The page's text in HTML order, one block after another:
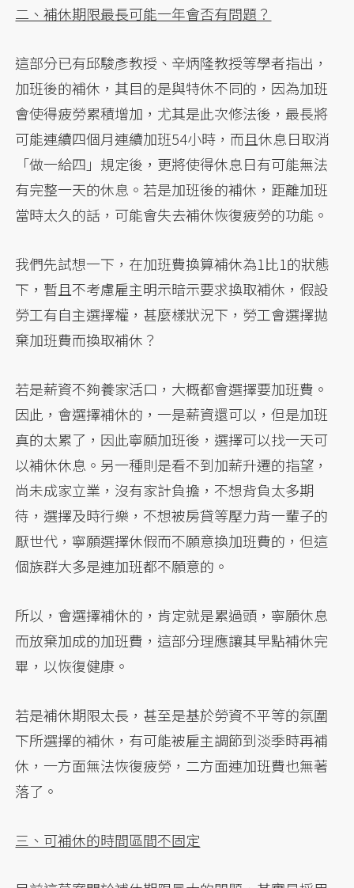
二、補休期限最長可能一年會否有問題？
這部分已有邱駿彥教授、辛炳隆教授等學者指出，
加班後的補休，其目的是與特休不同的，因為加班
會使得疲勞累積增加，尤其是此次修法後，最長將
可能連續四個月連續加班54小時，而且休息日取消
「做一給四」規定後，更將使得休息日有可能無法
有完整一天的休息。若是加班後的補休，距離加班
當時太久的話，可能會失去補休恢復疲勞的功能。
我們先試想一下，在加班費換算補休為1比1的狀態
下，暫且不考慮雇主明示暗示要求換取補休，假設
勞工有自主選擇權，甚麼樣狀況下，勞工會選擇拋
棄加班費而換取補休？
若是薪資不夠養家活口，大概都會選擇要加班費。
因此，會選擇補休的，一是薪資還可以，但是加班
真的太累了，因此寧願加班後，選擇可以找一天可
以補休休息。另一種則是看不到加薪升遷的指望，
尚未成家立業，沒有家計負擔，不想背負太多期
待，選擇及時行樂，不想被房貸等壓力背一輩子的
厭世代，寧願選擇休假而不願意換加班費的，但這
個族群大多是連加班都不願意的。
所以，會選擇補休的，肯定就是累過頭，寧願休息
而放棄加成的加班費，這部分理應讓其早點補休完
畢，以恢復健康。
若是補休期限太長，甚至是基於勞資不平等的氛圍
下所選擇的補休，有可能被雇主調節到淡季時再補
休，一方面無法恢復疲勞，二方面連加班費也無著
落了。
三、可補休的時間區間不固定